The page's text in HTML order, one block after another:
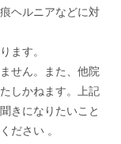
ヘルニアなどに対
ます。
せん。また、他院
しかねます。上記
きになりたいこと
ださい 。